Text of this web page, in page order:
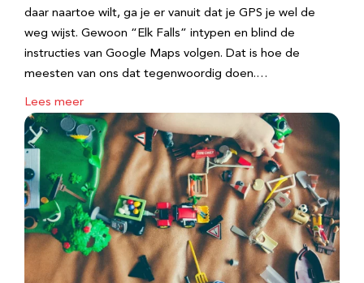
daar naartoe wilt, ga je er vanuit dat je GPS je wel de
weg wijst. Gewoon “Elk Falls” intypen en blind de
instructies van Google Maps volgen. Dat is hoe de
meesten van ons dat tegenwoordig doen.…
Lees meer